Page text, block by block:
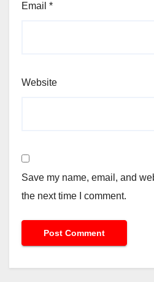
Email *
Website
Save my name, email, and
the next time I comment.